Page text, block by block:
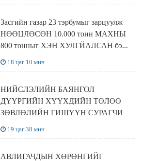
Засгийн газар 23 тэрбумыг зарцуулж
НӨӨЦЛӨСӨН 10.000 тонн МАХНЫ
800 тонныг ХЭН ХУЛГЙАЛСАН бэ...
18 цаг 10 мин
НИЙСЛЭЛИЙН БАЯНГОЛ
ДҮҮРГИЙН ХҮҮХДИЙН ТӨЛӨӨ
ЗӨВЛӨЛИЙН ГИШҮҮН СУРАГЧИД
19 цаг 38 мин
АВЛИГАЧДЫН ХӨРӨНГИЙГ